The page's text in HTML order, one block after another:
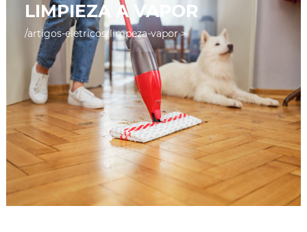
LIMPIEZA A VAPOR
/artigos-eletricos/limpeza-vapor